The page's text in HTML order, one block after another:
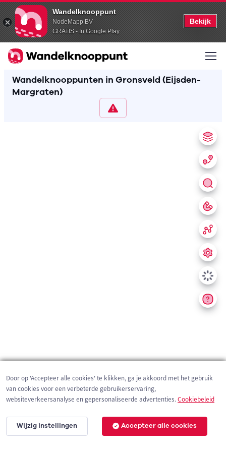
Wandelknooppunt
NodeMapp BV
GRATIS - In Google Play
Bekijk
Wandelknooppunten in Gronsveld (Eijsden-
Margraten)
200 m
Door op 'Accepteer alle cookies' te klikken, ga je akkoord met het gebruik
van cookies voor een verbeterde gebruikerservaring,
websiteverkeersanalyse en gepersonaliseerde advertenties.Cookiebeleid
Wijzig instellingen Accepteer alle cookies